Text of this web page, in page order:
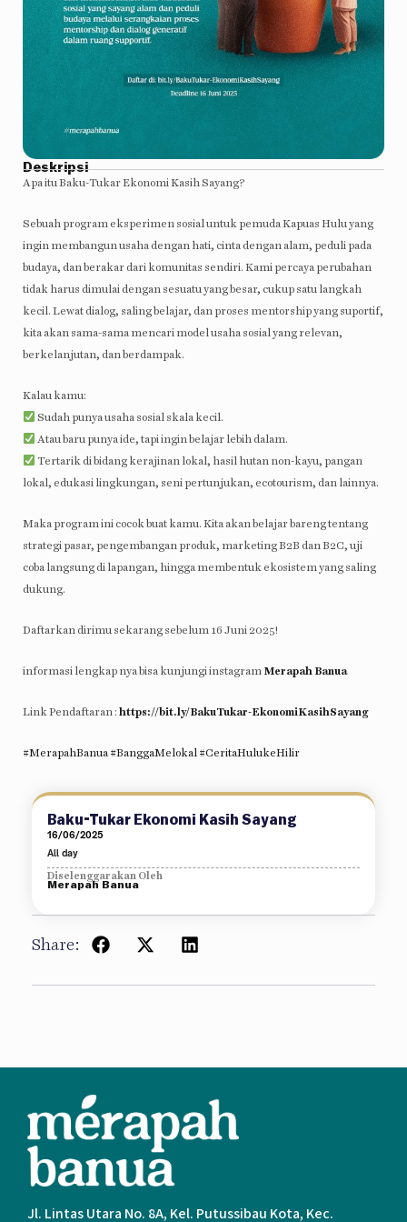
Deskripsi
Apa itu Baku-Tukar Ekonomi Kasih Sayang?
Sebuah program eksperimen sosial untuk pemuda Kapuas Hulu yang
ingin membangun usaha dengan hati, cinta dengan alam, peduli pada
budaya, dan berakar dari komunitas sendiri. Kami percaya perubahan
tidak harus dimulai dengan sesuatu yang besar, cukup satu langkah
kecil. Lewat dialog, saling belajar, dan proses mentorship yang suportif,
kita akan sama-sama mencari model usaha sosial yang relevan,
berkelanjutan, dan berdampak.
Kalau kamu:
Sudah punya usaha sosial skala kecil.
Atau baru punya ide, tapi ingin belajar lebih dalam.
Tertarik di bidang kerajinan lokal, hasil hutan non-kayu, pangan
lokal, edukasi lingkungan, seni pertunjukan, ecotourism, dan lainnya.
Maka program ini cocok buat kamu. Kita akan belajar bareng tentang
strategi pasar, pengembangan produk, marketing B2B dan B2C, uji
coba langsung di lapangan, hingga membentuk ekosistem yang saling
dukung.
Daftarkan dirimu sekarang sebelum 16 Juni 2025!
informasi lengkap nya bisa kunjungi instagram Merapah Banua
Link Pendaftaran : https://bit.ly/BakuTukar-EkonomiKasihSayang
#MerapahBanua #BanggaMelokal #CeritaHulukeHilir
Baku-Tukar Ekonomi Kasih Sayang
16/06/2025
All day
Diselenggarakan Oleh
Merapah Banua
Share:
Jl. Lintas Utara No. 8A, Kel. Putussibau Kota, Kec.